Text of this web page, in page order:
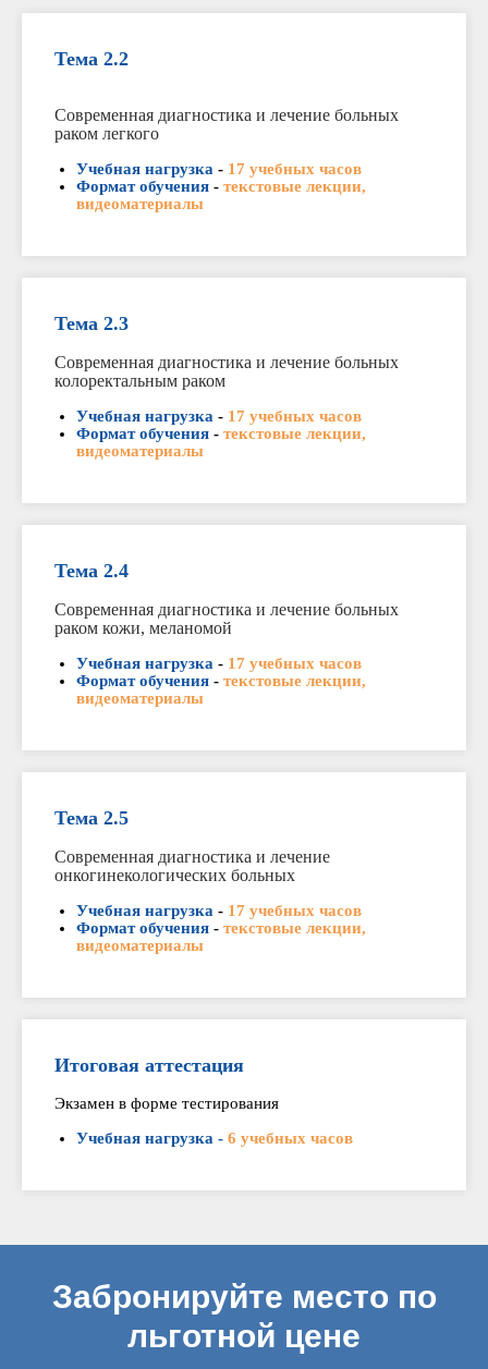
Тема 2.2
Современная диагностика и лечение больных
раком легкого
Учебная нагрузка - 17 учебных часов
Формат обучения - текстовые лекции,
видеоматериалы
Тема 2.3
Современная диагностика и лечение больных
колоректальным раком
Учебная нагрузка - 17 учебных часов
Формат обучения - текстовые лекции,
видеоматериалы
Тема 2.4
Современная диагностика и лечение больных
раком кожи, меланомой
Учебная нагрузка - 17 учебных часов
Формат обучения - текстовые лекции,
видеоматериалы
Тема 2.5
Современная диагностика и лечение
онкогинекологических больных
Учебная нагрузка - 17 учебных часов
Формат обучения - текстовые лекции,
видеоматериалы
Итоговая аттестация
Экзамен в форме тестирования
Учебная нагрузка - 6 учебных часов
Забронируйте место по
льготной цене